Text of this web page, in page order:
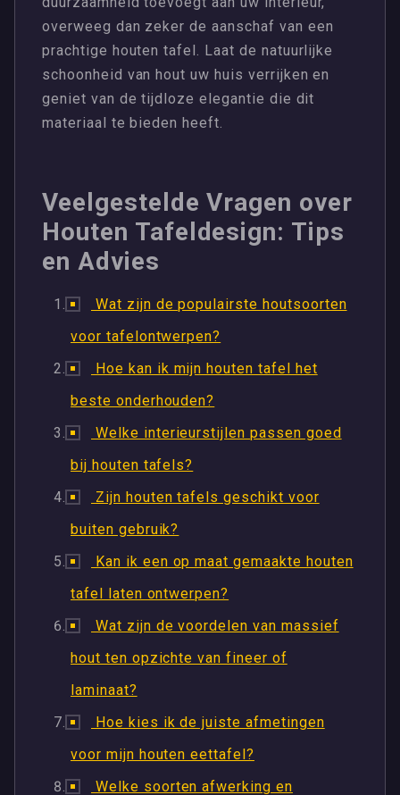
overweeg dan zeker de aanschaf van een
prachtige houten tafel. Laat de natuurlijke
schoonheid van hout uw huis verrijken en
geniet van de tijdloze elegantie die dit
materiaal te bieden heeft.
Veelgestelde Vragen over
Houten Tafeldesign: Tips
en Advies
Wat zijn de populairste houtsoorten
voor tafelontwerpen?
Hoe kan ik mijn houten tafel het
beste onderhouden?
Welke interieurstijlen passen goed
bij houten tafels?
Zijn houten tafels geschikt voor
buiten gebruik?
Kan ik een op maat gemaakte houten
tafel laten ontwerpen?
Wat zijn de voordelen van massief
hout ten opzichte van fineer of
laminaat?
Hoe kies ik de juiste afmetingen
voor mijn houten eettafel?
Welke soorten afwerking en